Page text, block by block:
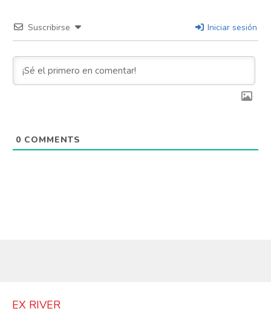
Suscribirse Iniciar sesión
0 COMMENTS
EX RIVER